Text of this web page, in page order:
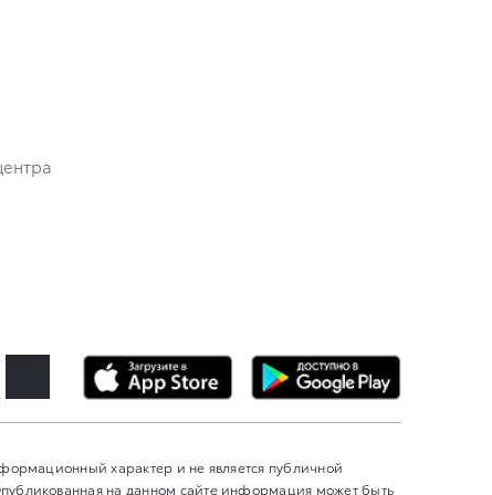
характер и не является публичной
на данном сайте информация может быть